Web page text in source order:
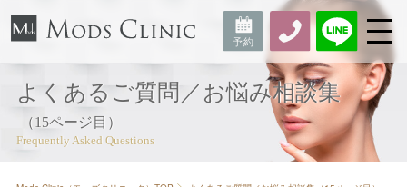
よくあるご質問／お悩み相談集
（15ページ目）